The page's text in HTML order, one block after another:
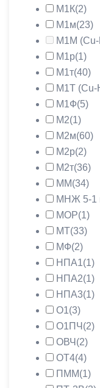
М1К(2)
М1м(23)
М1М (Cu-
М1р(1)
М1т(40)
М1Т (Cu-
М1Ф(5)
М2(1)
М2м(60)
М2р(2)
М2т(36)
ММ(34)
МНЖ 5-1
МОР(1)
МТ(33)
МФ(2)
НПА1(1)
НПА2(1)
НПА3(1)
О1(3)
О1ПЧ (2)
ОВЧ (2)
ОТ4(4)
ПММ(1)